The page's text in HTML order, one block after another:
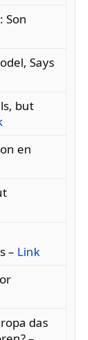
Son
Says
but
en
– Link
das